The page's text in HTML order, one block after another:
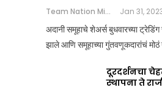
Team Nation Mic Jan 31,
अदानी समूहाचे शेअर्स बुधवारच्या ट्रेडिंग
झाले आणि समूहाच्या गुंतवणूकदारांचं
दूरदर्शनचा
स्थापना ते